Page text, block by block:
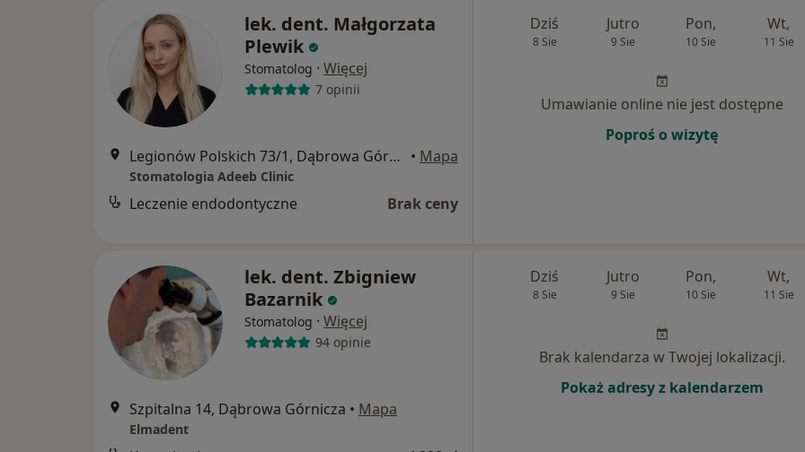
lek. dent. Małgorzata
Plewik
Stomatolog · Więcej
7 opinii
Legionów Polskich 73/1, Dąbrowa Górnicza • Mapa
Stomatologia Adeeb Clinic
Leczenie endodontyczne Brak ceny
Dziś
8 Sie
Jutro
9 Sie
Pon,
10 Sie
Wt,
11 Sie
Umawianie online nie jest dostępne
Poproś o wizytę
lek. dent. Zbigniew
Bazarnik
Stomatolog · Więcej
94 opinie
Szpitalna 14, Dąbrowa Górnicza • Mapa
Elmadent
Dziś
8 Sie
Jutro
9 Sie
Pon,
10 Sie
Wt,
11 Sie
Brak kalendarza w Twojej lokalizacji.
Pokaż adresy z kalendarzem